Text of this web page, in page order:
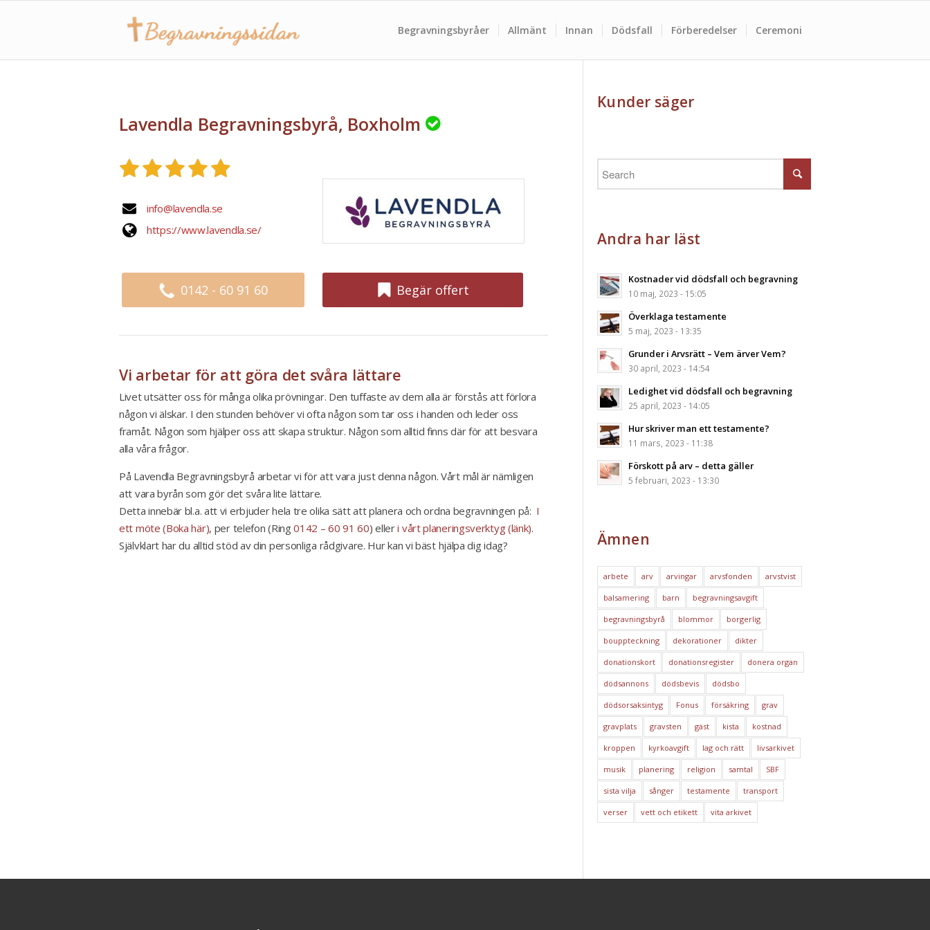
Begravningsbyråer Allmänt Innan Dödsfall Förberedelser Ceremoni
Lavendla Begravningsbyrå, Boxholm
info@lavendla.se
https://www.lavendla.se/
0142 - 60 91 60 Begär offert
Vi arbetar för att göra det svåra lättare
Livet utsätter oss för många olika prövningar. Den tuffaste av dem alla är förstås att förlora
någon vi älskar. I den stunden behöver vi ofta någon som tar oss i handen och leder oss
framåt. Någon som hjälper oss att skapa struktur. Någon som alltid finns där för att besvara
alla våra frågor.
På Lavendla Begravningsbyrå arbetar vi för att vara just denna någon. Vårt mål är nämligen
att vara byrån som gör det svåra lite lättare.
Detta innebär bl.a. att vi erbjuder hela tre olika sätt att planera och ordna begravningen på: I
ett möte (Boka här), per telefon (Ring0142 – 60 91 60) elleri vårt planeringsverktyg (länk).
Självklart har du alltid stöd av din personliga rådgivare. Hur kan vi bäst hjälpa dig idag?
Kunder säger
Andra har läst
Kostnader vid dödsfall och begravning
10 maj, 2023 - 15:05
Överklaga testamente
5 maj, 2023 - 13:35
Grunder i Arvsrätt – Vem ärver Vem?
30 april, 2023 - 14:54
Ledighet vid dödsfall och begravning
25 april, 2023 - 14:05
Hur skriver man ett testamente?
11 mars, 2023 - 11:38
Förskott på arv – detta gäller
5 februari, 2023 - 13:30
Ämnen
arbete arv arvingar arvsfonden arvstvist
balsamering barn begravningsavgift
begravningsbyrå blommor borgerlig
bouppteckning dekorationer dikter
donationskort donationsregister donera organ
dödsannons dödsbevis dödsbo
dödsorsaksintyg Fonus försäkring grav
gravplats gravsten gäst kista kostnad
kroppen kyrkoavgift lag och rätt livsarkivet
musik planering religion samtal SBF
sista vilja sånger testamente transport
verser vett och etikett vita arkivet